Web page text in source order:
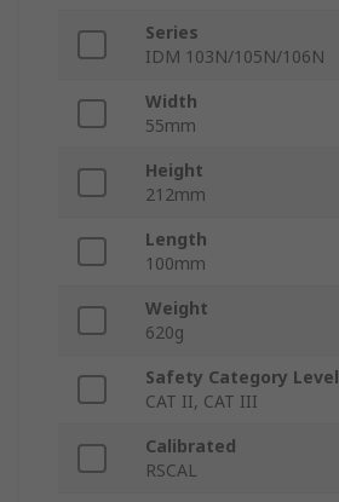
Series
IDM 103N/105N/106N
Width
55mm
Height
212mm
Length
100mm
Weight
620g
Safety Category Level
CAT II, CAT III
Calibrated
RSCAL